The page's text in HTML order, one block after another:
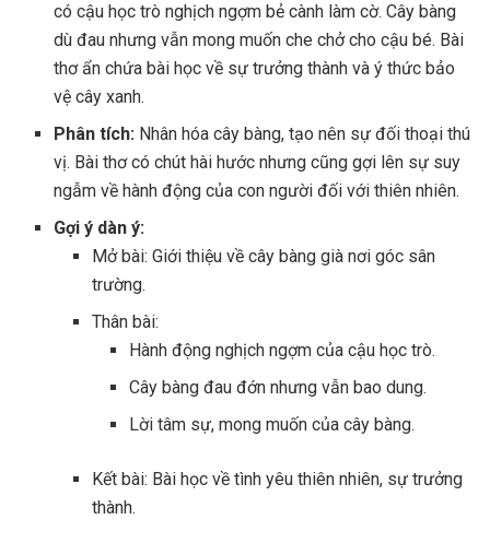
có cậu học trò nghịch ngợm bẻ cành làm cờ. Cây bàng
dù đau nhưng vẫn mong muốn che chở cho cậu bé. Bài
thơ ẩn chứa bài học về sự trưởng thành và ý thức bảo
vệ cây xanh.
Phân tích: Nhân hóa cây bàng, tạo nên sự đối thoại thú
vị. Bài thơ có chút hài hước nhưng cũng gợi lên sự suy
ngẫm về hành động của con người đối với thiên nhiên.
Gợi ý dàn ý:
Mở bài: Giới thiệu về cây bàng già nơi góc sân
trường.
Thân bài:
Hành động nghịch ngợm của cậu học trò.
Cây bàng đau đớn nhưng vẫn bao dung.
Lời tâm sự, mong muốn của cây bàng.
Kết bài: Bài học về tình yêu thiên nhiên, sự trưởng
thành.